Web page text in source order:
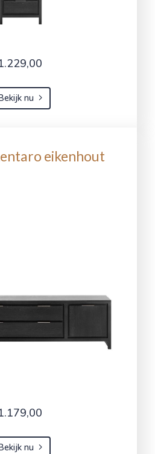
nu
eikenhout
nu